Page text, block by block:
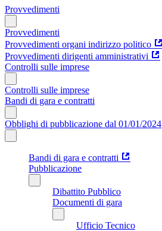
Provvedimenti
Provvedimenti
Provvedimenti organi indirizzo politico
Provvedimenti dirigenti amministrativi
Controlli sulle imprese
Controlli sulle imprese
Bandi di gara e contratti
Obblighi di pubblicazione dal 01/01/2024
Bandi di gara e contratti
Pubblicazione
Dibattito Pubblico
Documenti di gara
Ufficio Tecnico